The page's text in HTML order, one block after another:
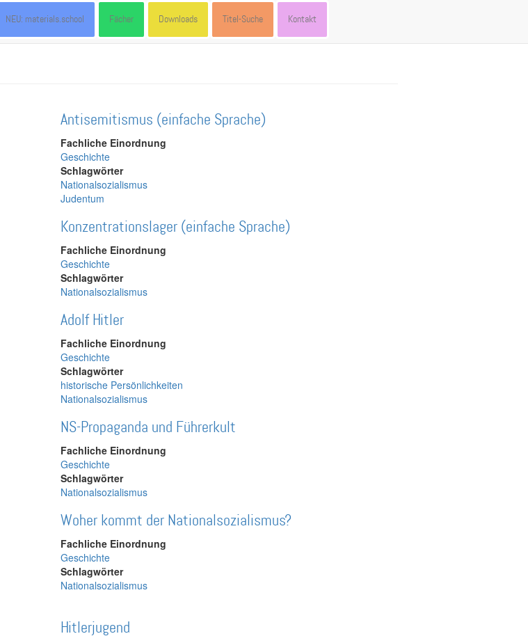
NEU: materials.school Fächer Downloads Titel-Suche Kontakt
Antisemitismus (einfache Sprache)
Fachliche Einordnung
Geschichte
Schlagwörter
Nationalsozialismus
Judentum
Konzentrationslager (einfache Sprache)
Fachliche Einordnung
Geschichte
Schlagwörter
Nationalsozialismus
Adolf Hitler
Fachliche Einordnung
Geschichte
Schlagwörter
historische Persönlichkeiten
Nationalsozialismus
NS-Propaganda und Führerkult
Fachliche Einordnung
Geschichte
Schlagwörter
Nationalsozialismus
Woher kommt der Nationalsozialismus?
Fachliche Einordnung
Geschichte
Schlagwörter
Nationalsozialismus
Hitlerjugend